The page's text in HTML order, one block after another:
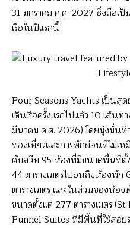
31 มกราคม ค.ศ. 2027 ซึ่งถือเ
เรือในปีแรกนี้
Four Seasons Yachts เป็นสุด
เดินเรือครั้งแรกไปแล้ว 10 เส้นท
มีนาคม ค.ศ. 2026) โดยมุ่งมั่นที่
ท่องเที่ยวและการพักผ่อนที่ไม่เ
ดับสวีท 95 ห้องที่มีขนาดพื้นที่ตั้
44 ตารางเมตรไปจนถึงห้องพัก
ตารางเมตร และในส่วนของห้อ
ขนาดตั้งแต่ 277 ตารางเมตร
Funnel Suites ที่มีพื้นที่ใช้สอยร